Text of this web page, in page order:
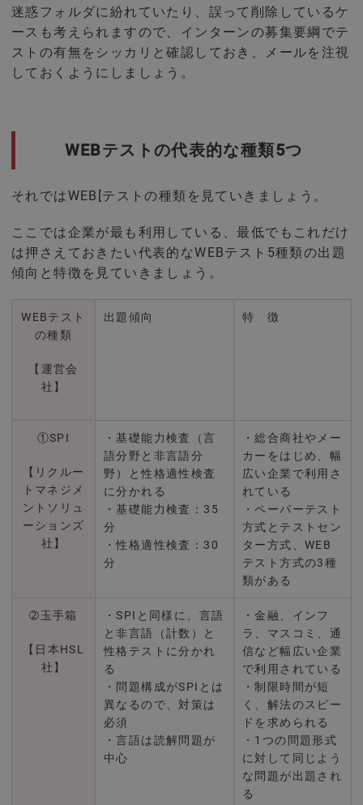
迷惑フォルダに紛れていたり、誤って削除しているケ
ースも考えられますので、インターンの募集要綱でテ
ストの有無をシッカリと確認しておき、メールを注視
しておくようにしましょう。
WEBテストの代表的な種類5つ
それではWEB[テストの種類を見ていきましょう。
ここでは企業が最も利用している、最低でもこれだけ
は押さえておきたい代表的なWEBテスト5種類の出題
傾向と特徴を見ていきましょう。
WEBテスト
の種類
【運営会
社】
出題傾向 特 徴
①SPI
【リクルー
トマネジメ
ントソリュ
ーションズ
社】
・基礎能力検査（言
語分野と非言語分
野）と性格適性検査
に分かれる
・基礎能力検査：35
分
・性格適性検査：30
分
・総合商社やメー
カーをはじめ、幅
広い企業で利用さ
れている
・ペーパーテスト
方式とテストセン
ター方式、WEB
テスト方式の3種
類がある
➁玉手箱
【日本HSL
社】
・SPIと同様に、言語
と非言語（計数）と
性格テストに分かれ
る
・問題構成がSPIとは
異なるので、対策は
必須
・言語は読解問題が
中心
・金融、インフ
ラ、マスコミ、通
信など幅広い企業
で利用されている
・制限時間が短
く、解法のスピー
ドを求められる
・1つの問題形式
に対して同じよう
な問題が出題され
る